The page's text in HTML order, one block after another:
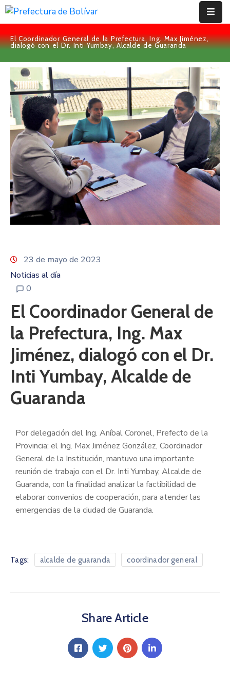
Inicio
Institución
Bolívar
Proyectos
Rendición
De
Cuentas
Transparencia
Contácto
El Coordinador General de la Prefectura, Ing. Max Jiménez,
dialogó con el Dr. Inti Yumbay, Alcalde de Guaranda
23 de mayo de 2023
Noticias al día
0
El Coordinador General de
la Prefectura, Ing. Max
Jiménez, dialogó con el Dr.
Inti Yumbay, Alcalde de
Guaranda
Por delegación del Ing. Aníbal Coronel, Prefecto de la
Provincia; el Ing. Max Jiménez González, Coordinador
General de la Institución, mantuvo una importante
reunión de trabajo con el Dr. Inti Yumbay, Alcalde de
Guaranda, con la finalidad analizar la factibilidad de
elaborar convenios de cooperación, para atender las
emergencias de la ciudad de Guaranda.
Tags: alcalde de guaranda coordinador general
Share Article